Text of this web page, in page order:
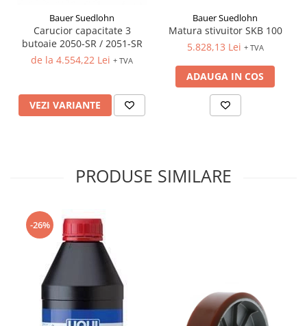
Bauer Suedlohn
Carucior capacitate 3
butoaie 2050-SR / 2051-SR
de la 4.554,22 Lei + TVA
VEZI VARIANTE
Bauer Suedlohn
Matura stivuitor SKB 100
5.828,13 Lei + TVA
ADAUGA IN COS
PRODUSE SIMILARE
-26%